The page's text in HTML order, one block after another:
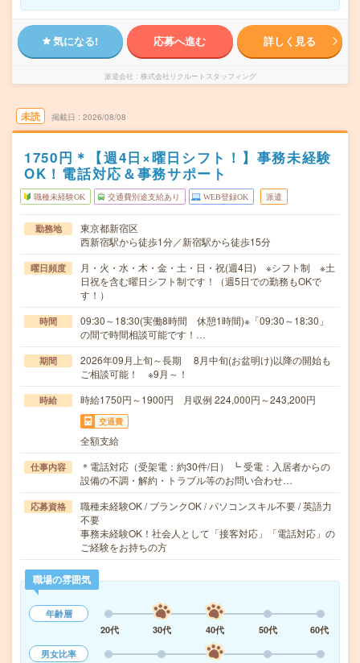
気になる! 応募へ進む 詳しく見る
派遣会社 株式会社リクルートスタッフィング
未読 掲載日 2026/08/08
1750円＊【週4日×曜日シフト！】事務未経験
OK！電話対応＆事務サポート
職種未経験OK 交通費別途支給あり WEB登録OK 派遣
勤務地
東京都新宿区
西新宿駅から徒歩1分／新宿駅から徒歩15分
曜日頻度
月・火・水・木・金・土・日・祝(週4日) ※シフト制 ※土
日祝を含む曜日シフト制です！（週5日での勤務もOKで
す！）
時間
09:30～18:30(実働8時間 休憩1時間)※「09:30～18:30」
の間で時間相談可能です！…
期間
2026年09月上旬～長期 8月中旬(お盆明け)以降の開始も
ご相談可能！ ※9月～！
時給 時給1750円～1900円 月収例 224,000円～243,200円
交通費
全額支給
仕事内容
＊電話対応（受架電：約30件/日） ┗ 受電：入居者からの
設備の不調・解約・トラブル等のお問い合わせ…
応募資格
職種未経験OK / ブランクOK / パソコンスキル不要 / 英語力
不要
事務未経験OK！社会人として「接客対応」「電話対応」の
ご経験をお持ちの方
職場の雰囲気
年齢層
20代
30代 40代 50代
60代
男女比率